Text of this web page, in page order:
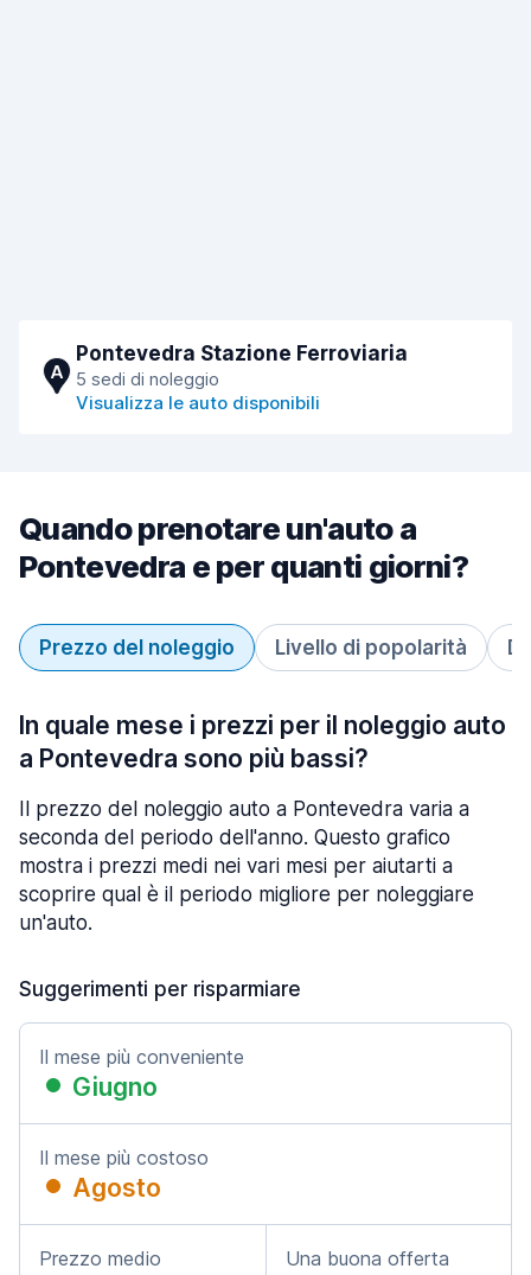
A
Pontevedra Stazione Ferroviaria
5 sedi di noleggio
Visualizza le auto disponibili
Quando prenotare un'auto a
Pontevedra e per quanti giorni?
Prezzo del noleggio Livello di popolarità
In quale mese i prezzi per il noleggio auto
a Pontevedra sono più bassi?
Il prezzo del noleggio auto a Pontevedra varia a
seconda del periodo dell'anno. Questo grafico
mostra i prezzi medi nei vari mesi per aiutarti a
scoprire qual è il periodo migliore per noleggiare
un'auto.
Suggerimenti per risparmiare
Il mese più conveniente
Giugno
Il mese più costoso
Agosto
Prezzo medio Una buona offerta